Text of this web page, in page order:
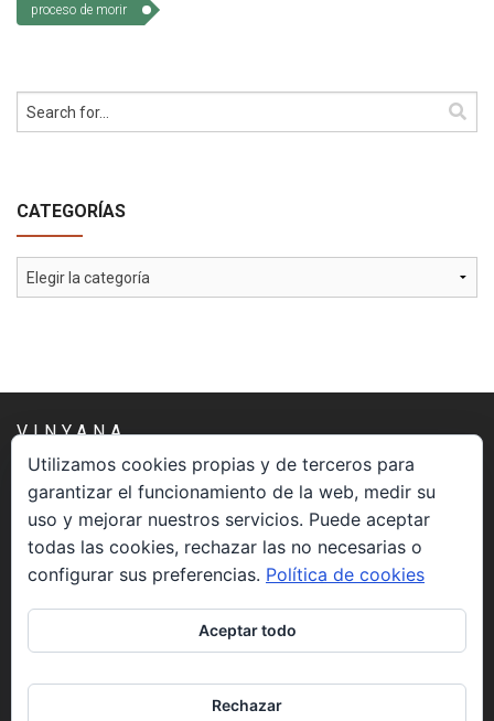
proceso de morir
CATEGORÍAS
Categorías
VINYANA
Una asociación constituida sin ánimo de lucro cuya misión
es atender los aspectos espirituales relacionados con el
proceso vivir el morir.
Utilizamos cookies propias y de terceros para
garantizar el funcionamiento de la web, medir su
uso y mejorar nuestros servicios. Puede aceptar
todas las cookies, rechazar las no necesarias o
configurar sus preferencias. Política de cookies
Aceptar todo
Rechazar